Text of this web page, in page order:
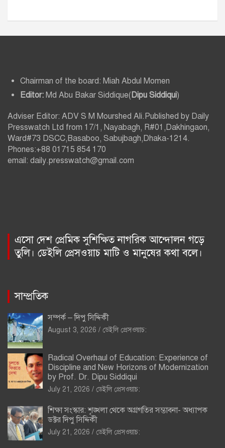
Chairman of the board: Miah Abdul Momen
Editor: Md Abu Bakar Siddique(Dipu Siddiqui)
Adviser Editor: ADV S M Mourshed Ali.Published by Daily
Presswatch Ltd from 17/1, Nayabagh, R#01,Dakhingaon,
Ward#73 DSCC,Basaboo, Sabujbagh,Dhaka-1214.
Phones:+88 01715 854 170
email: daily.presswatch@gmail.com
এসো দেশ প্রেমিক সুশিক্ষিত নাগরিক আন্দোলন গড়ে
তুলি। ডেইলি প্রেসওয়াচ মাটি ও মানুষের কথা বলে।
সাম্প্রতিক
সম্পর্ক – দিপু সিদ্দিকী
August 3, 2026 ডেইলি প্রেসওয়াচ:
Radical Overhaul of Education: Experience of
Discipline and New Horizons of Modernization
by Prof. Dr. Dipu Siddiqui
July 21, 2026 ডেইলি প্রেসওয়াচ:
শিক্ষা সংস্কার: শৃঙ্খলা থেকে অগ্রগতির সম্ভাবনা- অধ্যাপক
ডক্টর দিপু সিদ্দিকী
July 21, 2026 ডেইলি প্রেসওয়াচ: